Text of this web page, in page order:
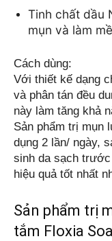
Tinh chất dầu
mụn và làm
Cách dùng:
Với thiết kế dạng
và phân tán đều
này làm tăng khả
Sản phẩm trị mụn
dụng 2 lần/ ngày,
sinh da sạch
hiệu quả tốt nhất
Sản phẩm trị
tắm Floxia